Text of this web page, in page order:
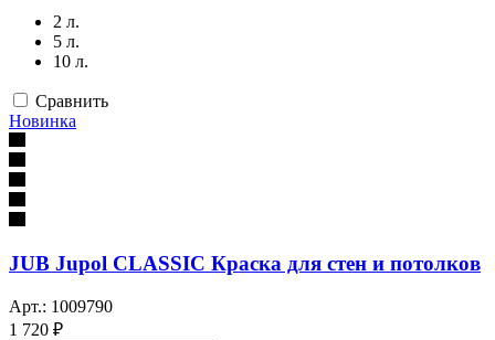
2 л.
5 л.
10 л.
Сравнить
Новинка
JUB Jupol CLASSIC Краска для стен и потолков
Арт.: 1009790
1 720 ₽